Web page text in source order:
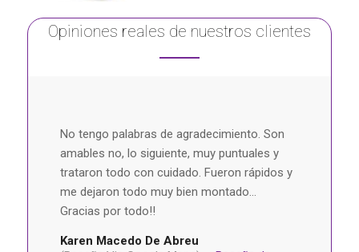
Opiniones reales de nuestros clientes
No tengo palabras de agradecimiento. Son
amables no, lo siguiente, muy puntuales y
trataron todo con cuidado. Fueron rápidos y
me dejaron todo muy bien montado…
Gracias por todo!!
Karen Macedo De Abreu